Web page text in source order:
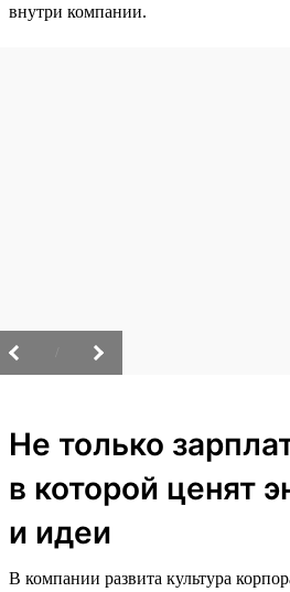
внутри компании.
Не только
в которой ценят
и идеи
В компании развита культура